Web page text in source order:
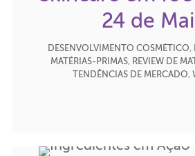
24 de
DESENVOLVIMENTO COSMÉTICO,
MATÉRIAS-PRIMAS, REVIEW DE
TENDÊNCIAS DE MERCADO,